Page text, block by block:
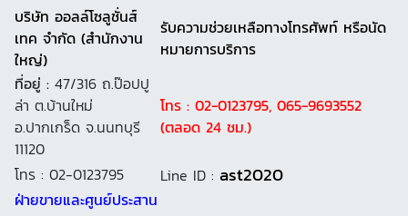
บริษัท ออลล์โซลูชั่นส์
เทค จำกัด (สำนักงาน
ใหญ่)
รับความช่วยเหลือทางโทรศัพท์ หรือนัด
หมายการบริการ
ที่อยู่ : 47/316 ถ.ป๊อปปู
ล่า ต.บ้านใหม่
อ.ปากเกร็ด จ.นนทบุรี
11120
โทร : 02-0123795, 065-9693552
(ตลอด 24 ชม.)
โทร : 02-0123795 Line ID : ast2020
ฝ่ายขายและศูนย์ประสาน